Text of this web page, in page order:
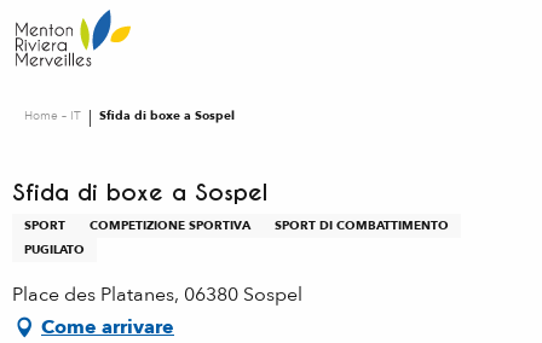
au
contenu
Home – IT Sfida di boxe a Sospel
Sfida di boxe a Sospel
SPORT COMPETIZIONE SPORTIVA
SPORT DI COMBATTIMENTO
PUGILATO
Place des Platanes, 06380 Sospel
Come arrivare